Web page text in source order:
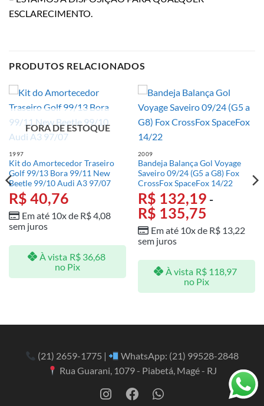
ESCLARECIMENTO.
PRODUTOS RELACIONADOS
FORA DE ESTOQUE
1997
Kit do Amortecedor Traseiro
Golf 99/13 Bora 99/11 New
Beetle 99/10 Audi A3 97/07
R$ 40,76
Em até 10x de R$4,08
sem juros
À vista R$36,68
no Pix
2009
Bandeja Balança Gol Voyage
Saveiro 09/24 (G5 a G8) Fox
CrossFox SpaceFox 14/22
R$ 132,19 -
R$ 135,75
Em até 10x de R$13,22
sem juros
À vista R$ 118,97
no Pix
(21) 2659-1775 | WhatsApp: (21) 99528-2848
Rua Guarani, 1079 - Piabetá, Magé - RJ